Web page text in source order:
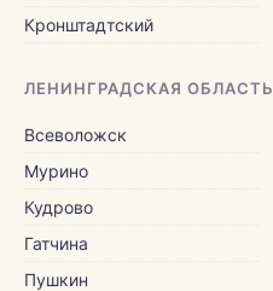
Кронштадтский
ЛЕНИНГРАДСКАЯ ОБЛАСТЬ
Всеволожск
Мурино
Кудрово
Гатчина
Пушкин